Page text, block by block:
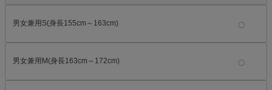
男女兼用S(身長155cm～163cm)
男女兼用M(身長163cm～172cm)